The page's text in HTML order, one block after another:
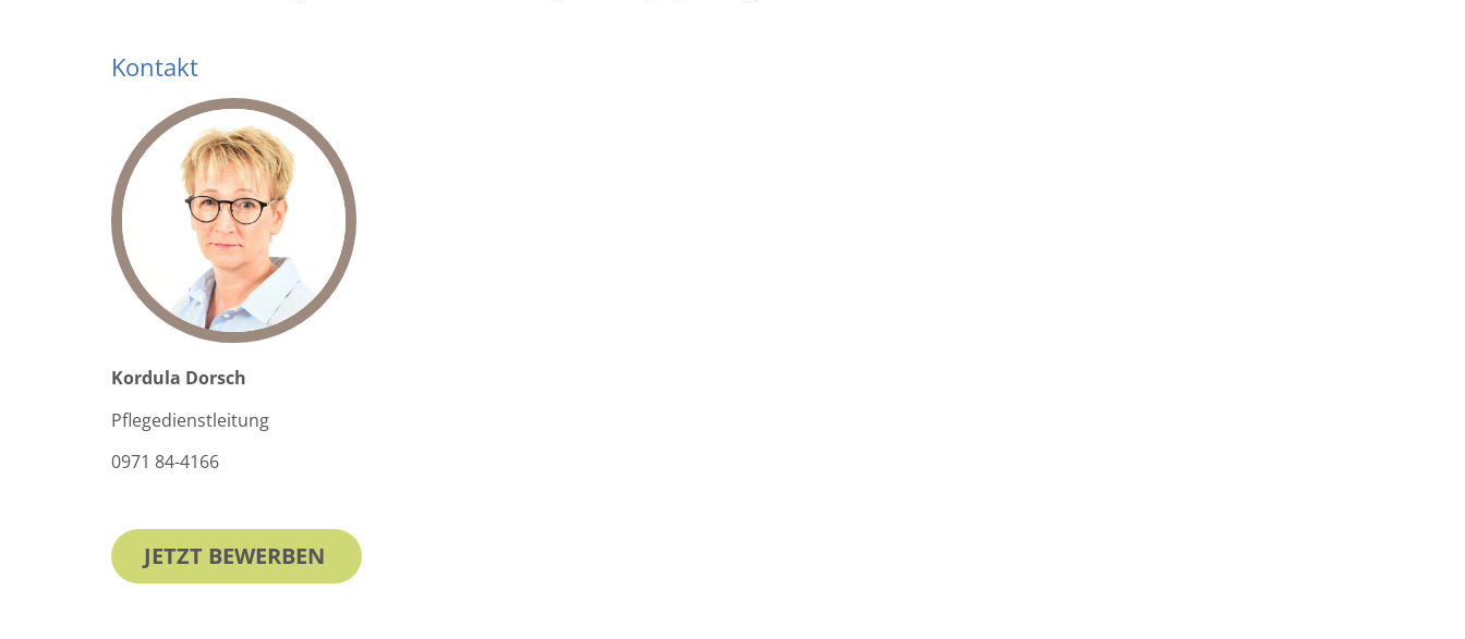
Kontakt
Kordula Dorsch
Pflegedienstleitung
0971 84-4166
JETZT BEWERBEN